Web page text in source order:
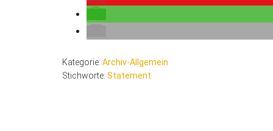
Kategorie: Archiv-Allgemein
Stichworte: Statement